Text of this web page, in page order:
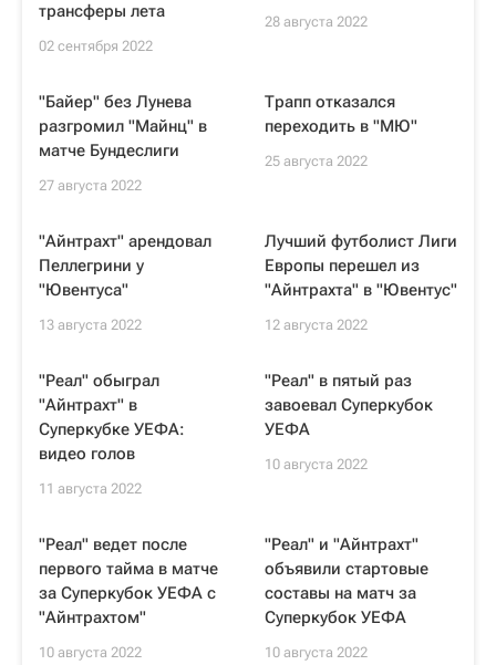
трансферы лета
02 сентября 2022
28 августа 2022
"Байер" без Лунева
разгромил "Майнц" в
матче Бундеслиги
27 августа 2022
Трапп отказался
переходить в "МЮ"
25 августа 2022
"Айнтрахт" арендовал
Пеллегрини у
"Ювентуса"
13 августа 2022
Лучший футболист Лиги
Европы перешел из
"Айнтрахта" в "Ювентус"
12 августа 2022
"Реал" обыграл
"Айнтрахт" в
Суперкубке УЕФА:
видео голов
11 августа 2022
"Реал" в пятый раз
завоевал Суперкубок
УЕФА
10 августа 2022
"Реал" ведет после
первого тайма в матче
за Суперкубок УЕФА с
"Айнтрахтом"
10 августа 2022
"Реал" и "Айнтрахт"
объявили стартовые
составы на матч за
Суперкубок УЕФА
10 августа 2022